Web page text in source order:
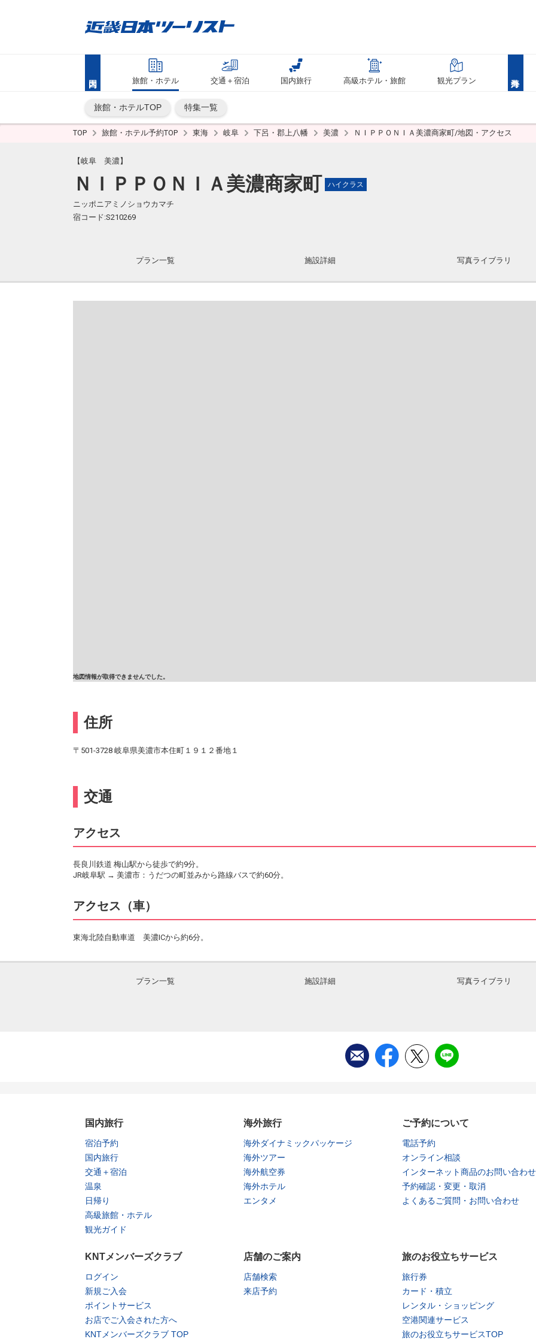
旅館・ホテル 交通＋宿泊 国内旅行 高級ホテル・旅館 観光プラン
旅館・ホテルTOP 特集一覧
TOP 旅館・ホテル予約TOP 東海 岐阜 下呂・郡上八幡 美濃 ＮＩＰＰＯＮＩＡ美濃商家町/地図・アクセス
【岐阜 美濃】
ＮＩＰＰＯＮＩＡ美濃商家町 ハイクラス
ニッポニアミノショウカマチ
宿コード:S210269
プラン一覧 施設詳細 写真ライブラリ
地図情報が取得できませんでした。
住所
〒501-3728 岐阜県美濃市本住町１９１２番地１
交通
アクセス
長良川鉄道 梅山駅から徒歩で約9分。
JR岐阜駅 → 美濃市：うだつの町並みから路線バスで約60分。
アクセス（車）
東海北陸自動車道 美濃ICから約6分。
プラン一覧 施設詳細 写真ライブラリ
国内旅行
宿泊予約
国内旅行
交通＋宿泊
温泉
日帰り
高級旅館・ホテル
観光ガイド
海外旅行
海外ダイナミックパッケージ
海外ツアー
海外航空券
海外ホテル
エンタメ
ご予約について
電話予約
オンライン相談
インターネット商品のお問い合わせ
予約確認・変更・取消
よくあるご質問・お問い合わせ
KNTメンバーズクラブ
ログイン
新規ご入会
ポイントサービス
お店でご入会された方へ
KNTメンバーズクラブ TOP
店舗のご案内
店舗検索
来店予約
旅のお役立ちサービス
旅行券
カード・積立
レンタル・ショッピング
空港関連サービス
旅のお役立ちサービスTOP